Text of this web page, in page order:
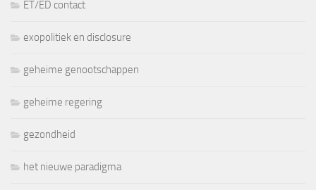
ET/ED contact
exopolitiek en disclosure
geheime genootschappen
geheime regering
gezondheid
het nieuwe paradigma